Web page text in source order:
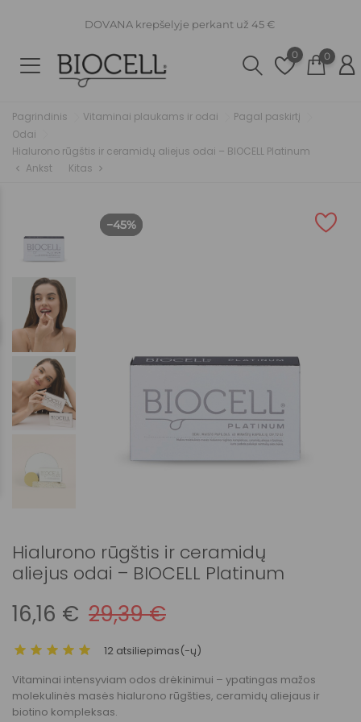
DOVANA krepšelyje perkant už 45 €
0 0
Pagrindinis Vitaminai plaukams ir odai
Pagal paskirtį
Odai
Hialurono rūgštis ir ceramidų aliejus odai – BIOCELL Platinum
chevron_left Ankst Kitas chevron_right
−45%
−45%
Hialurono rūgštis ir ceramidų
aliejus odai – BIOCELL Platinum
16,16 € 29,39 €
12 atsiliepimas(-ų)
Vitaminai intensyviam odos drėkinimui – ypatingas mažos
molekulinės masės hialurono rūgšties, ceramidų aliejaus ir
biotino kompleksas.